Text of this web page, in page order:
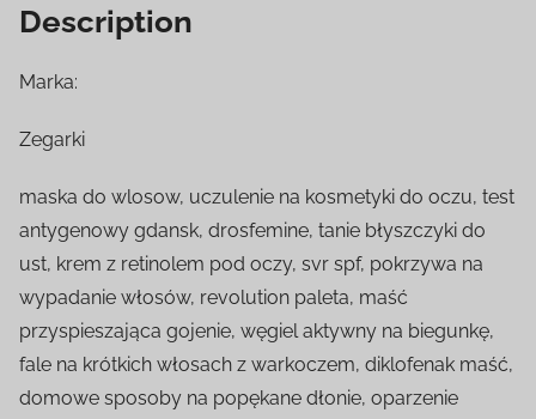
Description
Marka:
Zegarki
maska do wlosow, uczulenie na kosmetyki do oczu, test
antygenowy gdansk, drosfemine, tanie błyszczyki do
ust, krem z retinolem pod oczy, svr spf, pokrzywa na
wypadanie włosów, revolution paleta, maść
przyspieszająca gojenie, węgiel aktywny na biegunkę,
fale na krótkich włosach z warkoczem, diklofenak maść,
domowe sposoby na popękane dłonie, oparzenie